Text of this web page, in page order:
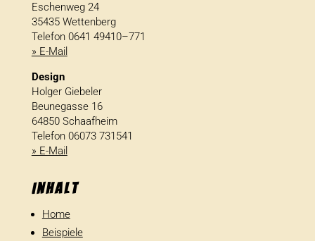
Eschenweg 24
35435 Wettenberg
Telefon 0641 49410–771
» E-Mail
Design
Holger Giebeler
Beunegasse 16
64850 Schaafheim
Telefon 06073 731541
» E-Mail
Inhalt
Home
Beispiele